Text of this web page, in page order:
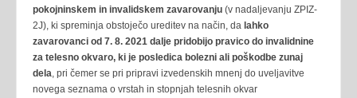
pokojninskem in invalidskem zavarovanju (v nadaljevanju ZPIZ-
2J), ki spreminja obstoječo ureditev na način, da lahko
zavarovanci od 7. 8. 2021 dalje pridobijo pravico do invalidnine
za telesno okvaro, ki je posledica bolezni ali poškodbe zunaj
dela, pri čemer se pri pripravi izvedenskih mnenj do uveljavitve
novega seznama o vrstah in stopnjah telesnih okvar